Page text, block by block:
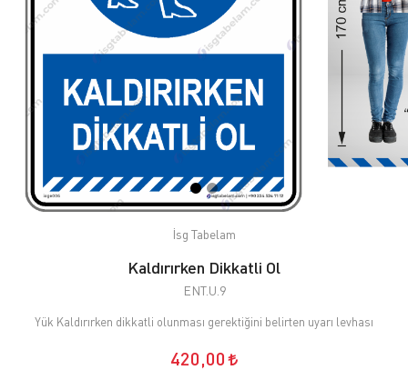
İsg Tabelam
Kaldırırken Dikkatli Ol
ENT.U.9
Yük Kaldırırken dikkatli olunması gerektiğini belirten uyarı levhası
420,00